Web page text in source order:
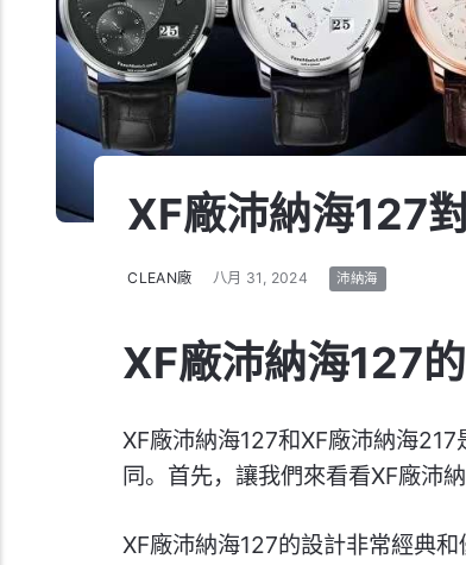
XF廠沛納海127
CLEAN廠 八月 31, 2024 沛納海
XF廠沛納海127
XF廠沛納海127和XF廠沛納海
同。首先，讓我們來看看XF廠沛
XF廠沛納海127的設計非常經典